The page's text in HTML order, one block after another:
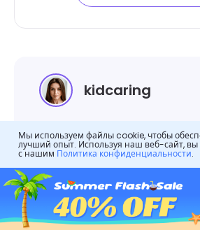
kidcaring
Kids.
Она занимается
родительского контроля в
мире. Она является
сфере родительского
Мы используем файлы cookie, чтобы
лучший опыт. Используя наш веб-сайт, вы
с нашим Политика конфиденциальности.